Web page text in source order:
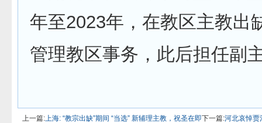
年至2023年，在教区主教出
管理教区事务，此后担任副
上一篇:上海: “教宗出缺”期间 “当选” 新辅理主教，祝圣在即下一篇:河北哀悼贾